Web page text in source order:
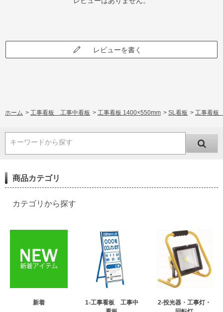
レビューを書く
ホーム > 工事看板 工事中看板 > 工事看板 1400×550mm > SL看板 > 工事看板
キーワードから探す
商品カテゴリ
カテゴリから探す
新着
1-工事看板 工事中
2-投光器・工事灯・